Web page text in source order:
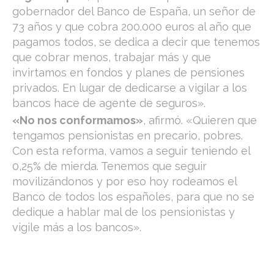
gobernador del Banco de España, un señor de
73 años y que cobra 200.000 euros al año que
pagamos todos, se dedica a decir que tenemos
que cobrar menos, trabajar más y que
invirtamos en fondos y planes de pensiones
privados. En lugar de dedicarse a vigilar a los
bancos hace de agente de seguros».
«No nos conformamos», afirmó. «Quieren que
tengamos pensionistas en precario, pobres.
Con esta reforma, vamos a seguir teniendo el
0,25% de mierda. Tenemos que seguir
movilizándonos y por eso hoy rodeamos el
Banco de todos los españoles, para que no se
dedique a hablar mal de los pensionistas y
vigile más a los bancos».